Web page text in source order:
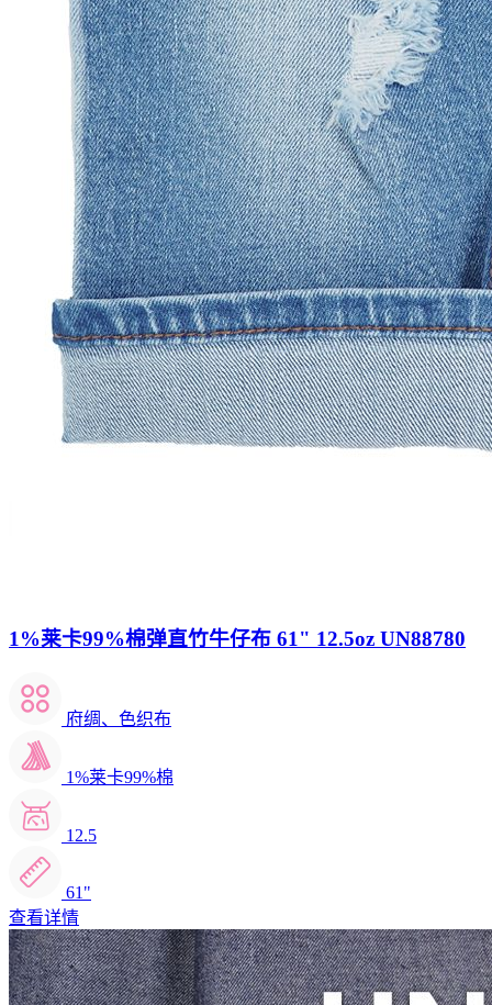
1%莱卡99%棉弹直竹牛仔布 61" 12.5oz UN88780
府绸、色织布
1%莱卡99%棉
12.5
61"
查看详情